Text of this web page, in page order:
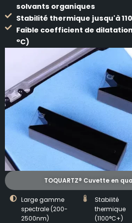
solvants organiques
Stabilité thermique jusqu'à
Faible coefficient de
°C)
TOQUARTZ® Cuvette en
Large gamme
spectrale (200-
2500nm)
Stabilité
thermique
(1100°C+)